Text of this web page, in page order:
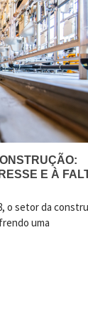
E À
o setor da
uma